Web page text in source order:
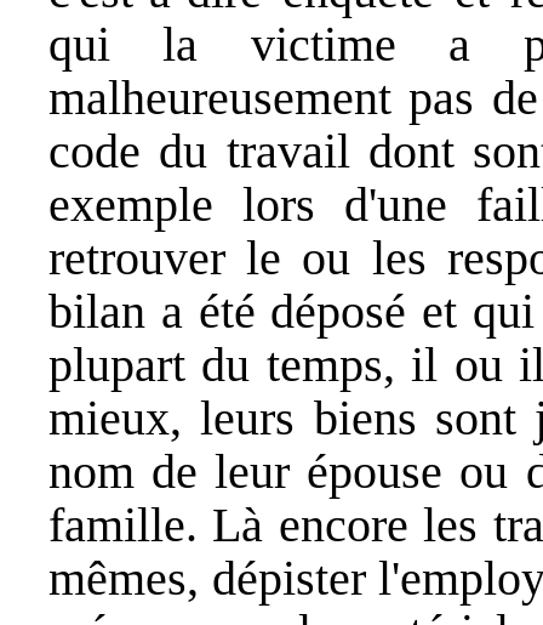
qui la victime a
malheureusement pas
code du travail dont
exemple lors d'une
retrouver le ou les
bilan a été déposé et
plupart du temps, il ou
mieux, leurs biens sont
nom de leur épouse ou
famille. Là encore les
mêmes, dépister